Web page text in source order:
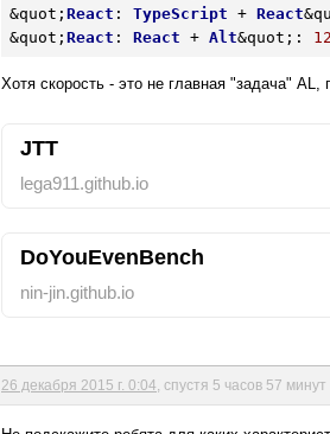
&quot; React : TypeScript + React
&quot; React : React + Alt&quot;:
Хотя скорость - это не главная "задача" AL,
JTT
lega911.github.io
DoYouEvenBench
nin-jin.github.io
26 декабря 2015 г. 0:04 , спустя 5 часов 57